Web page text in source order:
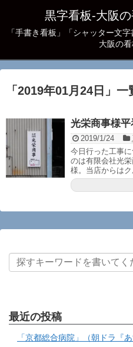
黒字看板‐大阪
「手書き看板」「シャッター文
大阪の
「 2019年01月24日 」 一
光栄商事様平
2019/1/24
今日行った工事
のは有限会社光栄
様。当店からはク
最近の投稿
「京都総合病院」（朝ドラ『あ